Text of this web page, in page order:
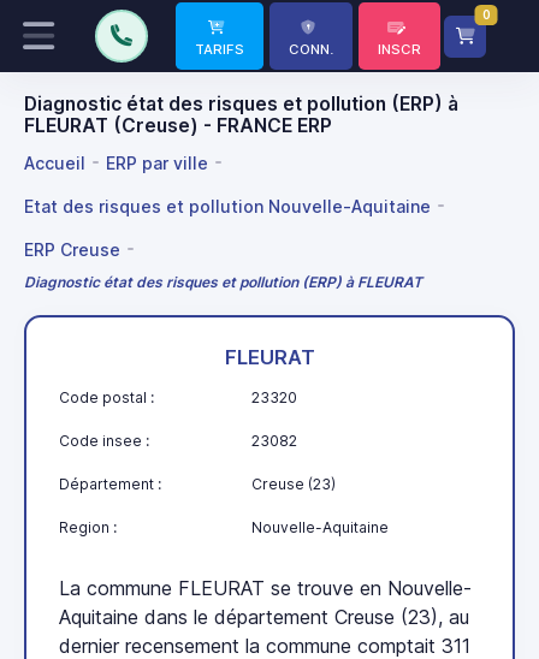
TARIFS CONN. INSCR
0
Diagnostic état des risques et pollution (ERP) à
FLEURAT (Creuse) - FRANCE ERP
Accueil ERP par ville
Etat des risques et pollution Nouvelle-Aquitaine
ERP Creuse
Diagnostic état des risques et pollution (ERP) à FLEURAT
FLEURAT
Code postal : 23320
Code insee : 23082
Département : Creuse (23)
Region : Nouvelle-Aquitaine
La commune FLEURAT se trouve en Nouvelle-
Aquitaine dans le département Creuse (23), au
dernier recensement la commune comptait 311